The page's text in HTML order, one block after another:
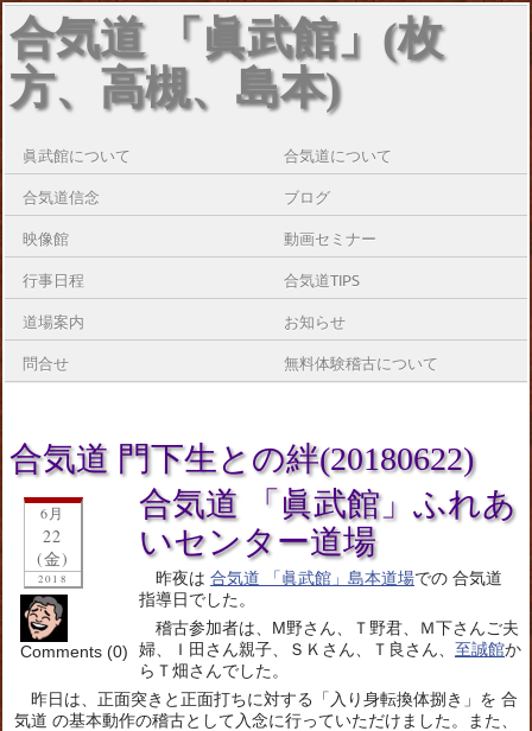
合気道 「眞武館」(枚
方、高槻、島本)
眞武館について 合気道について
合気道信念 ブログ
映像館 動画セミナー
行事日程 合気道TIPS
道場案内 お知らせ
問合せ 無料体験稽古について
合気道 門下生との絆(20180622)
6月
22
(金)
2018
Comments (0)
合気道 「眞武館」ふれあ
いセンター道場
昨夜は 合気道 「眞武館」島本道場での 合気道
指導日でした。
稽古参加者は、M野さん、Ｔ野君、Ｍ下さんご夫
婦、Ｉ田さん親子、ＳＫさん、Ｔ良さん、 至誠館か
らＴ畑さんでした。
昨日は、正面突きと正面打ちに対する「入り身転換体捌き」を 合
気道 の基本動作の稽古として入念に行っていただけました。また、